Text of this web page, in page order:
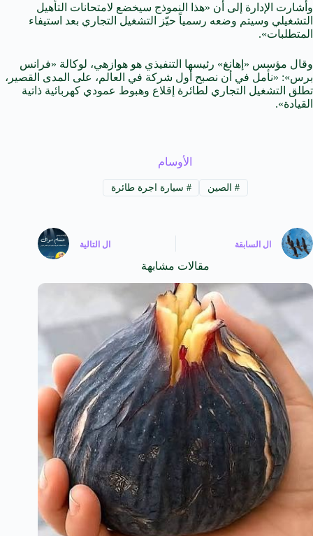
وأشارت الإدارة إلى أن «هذا النموذج سيخضع لامتحانات التأهيل
التشغيلي وسيتم وضعه رسمياً حيّز التشغيل التجاري بعد استيفاء
المتطلبات».
وقال مؤسس «إهانغ» رئيسها التنفيذي هو هوازهي، لوكالة «فرانس
برس»: «نأمل في أن نصبح أول شركة في العالم، على المدى القصير،
تطلق التشغيل التجاري لطائرة إقلاع وهبوط عمودي كهربائية ذاتية
القيادة».
الأوسام
#الصين # سيارة اجرة طائرة
ال السابقة ال التالية
مقالات مشابهة